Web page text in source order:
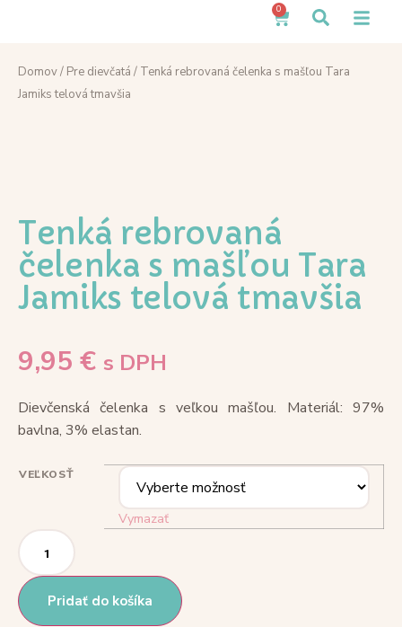
0
Domov/ Pre dievčatá / Tenká rebrovaná čelenka s mašľou Tara
Jamiks telová tmavšia
Tenká rebrovaná
čelenka s mašľou Tara
Jamiks telová tmavšia
9,95 € s DPH
Dievčenská čelenka s veľkou mašľou. Materiál: 97%
bavlna, 3% elastan.
VEĽKOSŤ
Vymazať
Pridať do košíka